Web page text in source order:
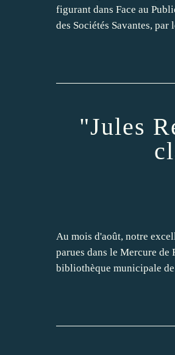
figurant dans Face au
des Sociétés Savantes, par
"Jules
Au mois d'août, notre
parues dans le Mercure
bibliothèque municipale de